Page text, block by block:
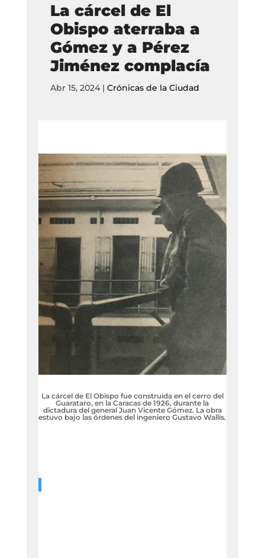
La cárcel de El
Obispo aterraba a
Gómez y a Pérez
Jiménez complacía
Abr 15, 2024| Crónicas de la Ciudad
La cárcel de El Obispo fue construida en el cerro del
Guarataro, en la Caracas de 1926, durante la
dictadura del general Juan Vicente Gómez. La obra
estuvo bajo las órdenes del ingeniero Gustavo Wallis.